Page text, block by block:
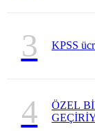
3 KPSS
4
ÖZEL